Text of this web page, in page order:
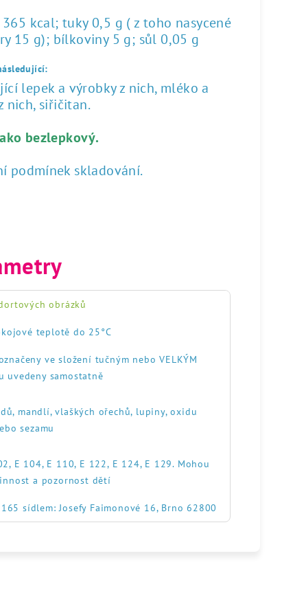
kcal; tuky 0,5 g ( z toho nasycené
15 g); bílkoviny 5 g; sůl 0,05 g
lepek a výrobky z nich, mléko a
nich, siřičitan.
bezlepkový.
podmínek skladování.
obrázků
teplotě do 25°C
ve složení tučným nebo VELKÝM
uvedeny samostatně
mandlí, vlaškých ořechů, lupiny, oxidu
sezamu
E 104, E 110, E 122, E 124, E 129. Mohou
a pozornost dětí
sídlem: Josefy Faimonové 16, Brno 62800